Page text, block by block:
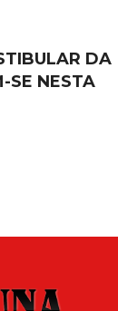
DA
SE NESTA